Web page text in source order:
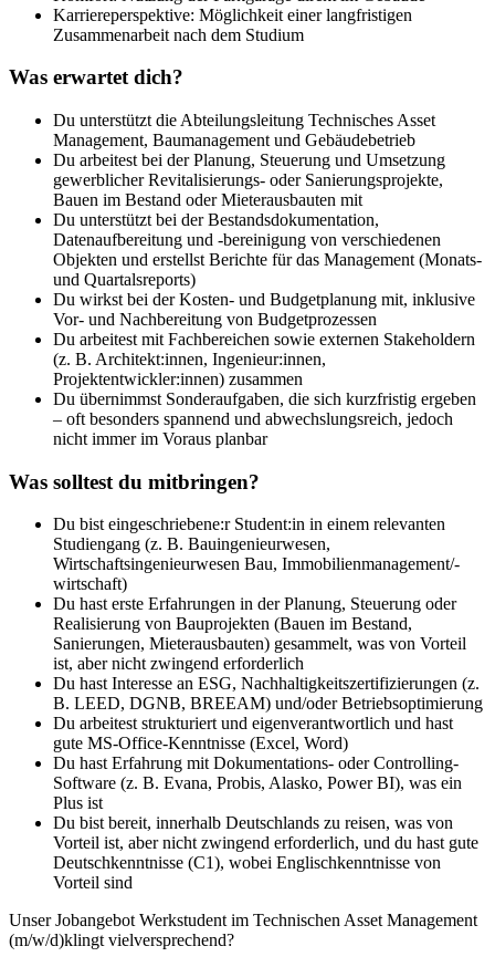
Karriereperspektive: Möglichkeit einer langfristigen
Zusammenarbeit nach dem Studium
Was erwartet dich?
Du unterstützt die Abteilungsleitung Technisches Asset
Management, Baumanagement und Gebäudebetrieb
Du arbeitest bei der Planung, Steuerung und Umsetzung
gewerblicher Revitalisierungs- oder Sanierungsprojekte,
Bauen im Bestand oder Mieterausbauten mit
Du unterstützt bei der Bestandsdokumentation,
Datenaufbereitung und -bereinigung von verschiedenen
Objekten und erstellst Berichte für das Management (Monats-
und Quartalsreports)
Du wirkst bei der Kosten- und Budgetplanung mit, inklusive
Vor- und Nachbereitung von Budgetprozessen
Du arbeitest mit Fachbereichen sowie externen Stakeholdern
(z. B. Architekt:innen, Ingenieur:innen,
Projektentwickler:innen) zusammen
Du übernimmst Sonderaufgaben, die sich kurzfristig ergeben
– oft besonders spannend und abwechslungsreich, jedoch
nicht immer im Voraus planbar
Was solltest du mitbringen?
Du bist eingeschriebene:r Student:in in einem relevanten
Studiengang (z. B. Bauingenieurwesen,
Wirtschaftsingenieurwesen Bau, Immobilienmanagement/-
wirtschaft)
Du hast erste Erfahrungen in der Planung, Steuerung oder
Realisierung von Bauprojekten (Bauen im Bestand,
Sanierungen, Mieterausbauten) gesammelt, was von Vorteil
ist, aber nicht zwingend erforderlich
Du hast Interesse an ESG, Nachhaltigkeitszertifizierungen (z.
B. LEED, DGNB, BREEAM) und/oder Betriebsoptimierung
Du arbeitest strukturiert und eigenverantwortlich und hast
gute MS-Office-Kenntnisse (Excel, Word)
Du hast Erfahrung mit Dokumentations- oder Controlling-
Software (z. B. Evana, Probis, Alasko, Power BI), was ein
Plus ist
Du bist bereit, innerhalb Deutschlands zu reisen, was von
Vorteil ist, aber nicht zwingend erforderlich, und du hast gute
Deutschkenntnisse (C1), wobei Englischkenntnisse von
Vorteil sind
Unser Jobangebot Werkstudent im Technischen Asset Management
(m/w/d)klingt vielversprechend?